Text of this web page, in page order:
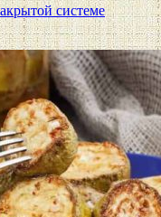
системе